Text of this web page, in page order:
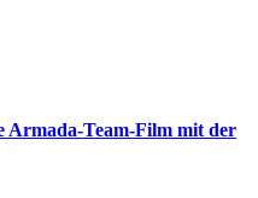
Armada-Team-Film mit der